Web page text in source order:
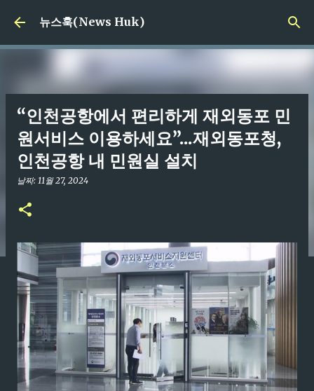
기본 콘텐츠로 건너뛰기
뉴스훅(News Huk)
“인천공항에서 편리하게 재외동포 민
원서비스 이용하세요”...재외동포청,
인천공항 내 민원실 설치
날짜: 11월 27, 2024